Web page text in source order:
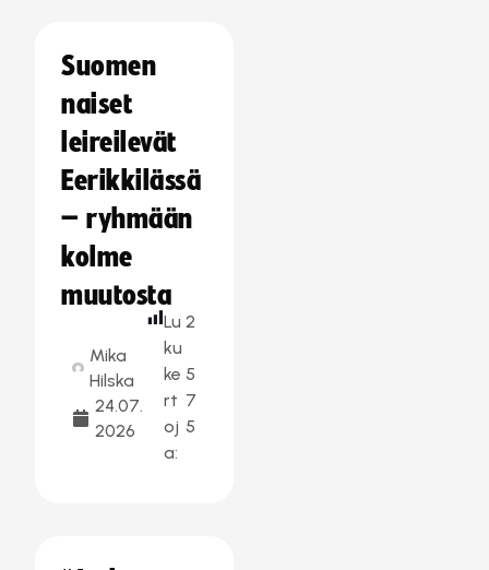
Suomen
naiset
leireilevät
Eerikkilässä
– ryhmään
kolme
muutosta
Mika
Hilska
24.07.
2026
Lu
ku
ke
rt
oj
a:
2
5
7
5